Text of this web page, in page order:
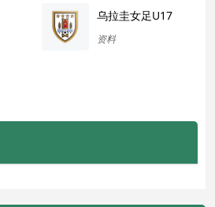
乌拉圭女足U17
资料